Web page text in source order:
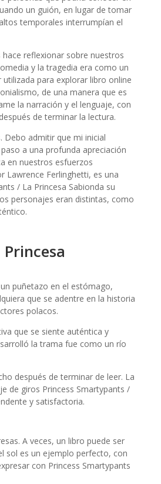
un guión, en lugar de tomar
temporales interrumpían el
reflexionar sobre nuestros
y la tragedia era como un
para explorar libro online​
de una manera que es
la narración y el lenguaje, con
de terminar la lectura.
Debo admitir que mi inicial
a una profunda apreciación
en nuestros esfuerzos
Lawrence Ferlinghetti, es una
/ La Princesa Sabionda su
personajes eran distintas, como
puñetazo en el estómago,
que se adentre en la historia
polacos.
que se siente auténtica y
la trama fue como un río
después de terminar de leer. La
de giros Princess Smartypants /
y satisfactoria.
A veces, un libro puede ser
sol es un ejemplo perfecto, con
con Princess Smartypants